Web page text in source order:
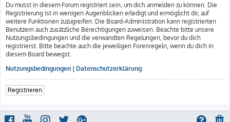
Du musst in diesem Forum registriert sein, um dich anmelden zu können. Die
Registrierung ist in wenigen Augenblicken erledigt und ermöglicht dir, auf
weitere Funktionen zuzugreifen. Die Board-Administration kann registrierten
Benutzern auch zusätzliche Berechtigungen zuweisen. Beachte bitte unsere
Nutzungsbedingungen und die verwandten Regelungen, bevor du dich
registrierst. Bitte beachte auch die jeweiligen Forenregeln, wenn du dich in
diesem Board bewegst.
Nutzungsbedingungen | Datenschutzerklärung
Registrieren